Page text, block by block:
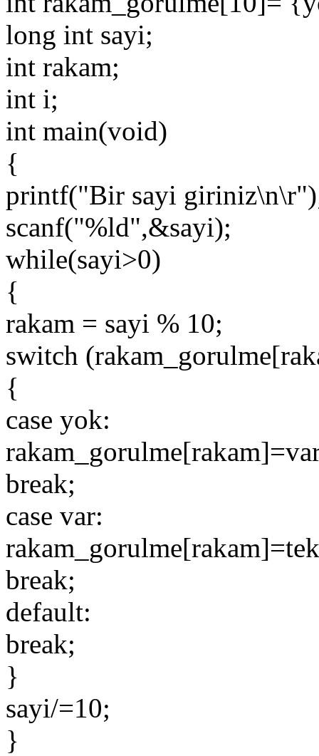
long int sayi;
int rakam;
int i;
int main(void)
{
printf("Bir sayi
scanf("%ld",&sayi);
while(sayi>0)
{
rakam = sayi % 10;
switch
{
case yok:
break;
case var:
break;
default:
break;
}
sayi/=10;
}